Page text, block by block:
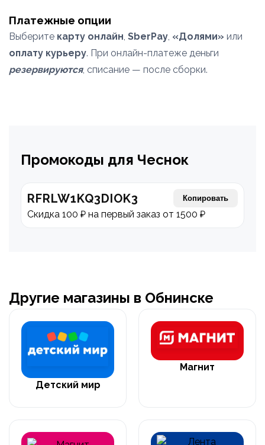
Платежные опции
Выберите карту онлайн, SberPay, «Долями» или
оплату курьеру. При онлайн-платеже деньги
резервируются, списание — после сборки.
Промокоды для Чеснок
RFRLW1KQ3DIOK3 Копировать
Скидка 100 ₽ на первый заказ от 1500 ₽
Другие магазины в Обнинске
Детский мир
Магнит